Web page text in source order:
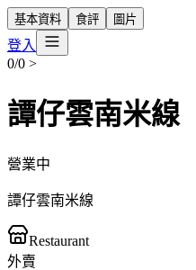
基本資料 食評 圖片
登入
0/0 >
譚仔雲南米線
營業中
譚仔雲南米線
Restaurant
外賣